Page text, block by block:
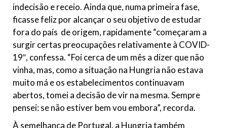
indecisão e receio. Ainda que, numa primeira fase,
ficasse feliz por alcançar o seu objetivo de estudar
fora do país de origem, rapidamente “começaram a
surgir certas preocupações relativamente à COVID-
19″, confessa. “Foi cerca de um mês a dizer que não
vinha, mas, como a situação na Hungria não estava
muito má e os estabelecimentos continuavam
abertos, tomei a decisão de vir na mesma. Sempre
pensei: se não estiver bem vou embora”, recorda.
À semelhança de Portugal, a Hungria também